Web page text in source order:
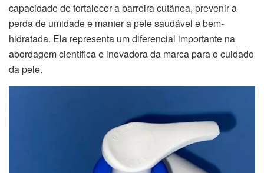
capacidade de fortalecer a barreira cutânea, prevenir a
perda de umidade e manter a pele saudável e bem-
hidratada. Ela representa um diferencial importante na
abordagem científica e inovadora da marca para o cuidado
da pele.